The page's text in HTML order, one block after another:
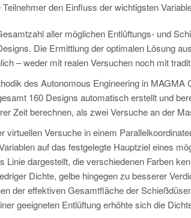
den Einfluss der wichtigsten
aller möglichen Entlüftungs- und
Die Ermittlung der optimalen Lösung
– weder mit realen Versuchen noch mit
des Autonomous Engineering in
160 Designs automatisch erstellt und
Zeit berechnen, als zwei Versuche an der
virtuellen Versuche in einem
auf das festgelegte Hauptziel eines
Linie dargestellt, die verschiedenen Farben
Dichte, gelbe hingegen zu besserer
der effektiven Gesamtfläche der
geeigneten Entlüftung erhöhte sich die